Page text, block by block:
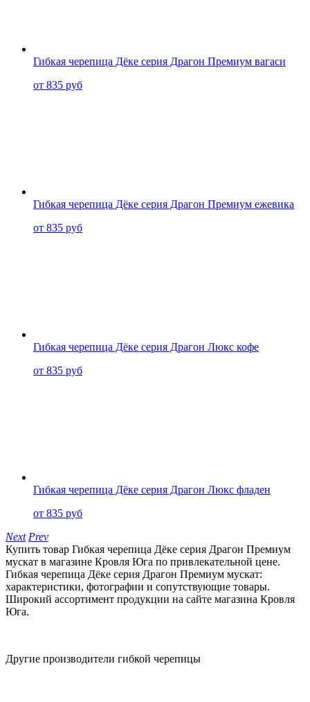
Гибкая черепица Дёке серия Драгон Премиум вагаси
от 835 руб
Гибкая черепица Дёке серия Драгон Премиум ежевика
от 835 руб
Гибкая черепица Дёке серия Драгон Люкс кофе
от 835 руб
Гибкая черепица Дёке серия Драгон Люкс фладен
от 835 руб
Next Prev
Купить товар Гибкая черепица Дёке серия Драгон Премиум
мускат в магазине Кровля Юга по привлекательной цене.
Гибкая черепица Дёке серия Драгон Премиум мускат:
характеристики, фотографии и сопутствующие товары.
Широкий ассортимент продукции на сайте магазина Кровля
Юга.
Другие производители гибкой черепицы